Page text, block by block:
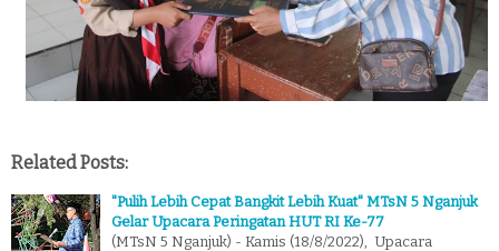
Related Posts:
"Pulih Lebih Cepat Bangkit Lebih Kuat" MTsN 5 Nganjuk
Gelar Upacara Peringatan HUT RI Ke-77
(MTsN 5 Nganjuk) - Kamis (18/8/2022), Upacara